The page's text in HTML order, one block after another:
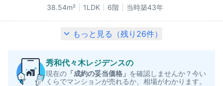
38.54m² 1LDK 6階 当時築43年
もっと見る（残り 26件）
秀和代々木レジデンスの
現在の 「成約の妥当価格」 を確認しませんか？今い
くらでマンションが売れるか、相場がわかります。